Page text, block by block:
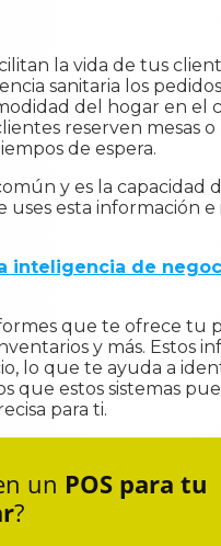
la vida de tus
sanitaria los
del hogar en el
reserven mesas
de espera.
y es la
esta información
inteligencia de
que te ofrece tu
y más. Estos
lo que te ayuda a
que estos sistemas
para ti.
un POS para tu
?